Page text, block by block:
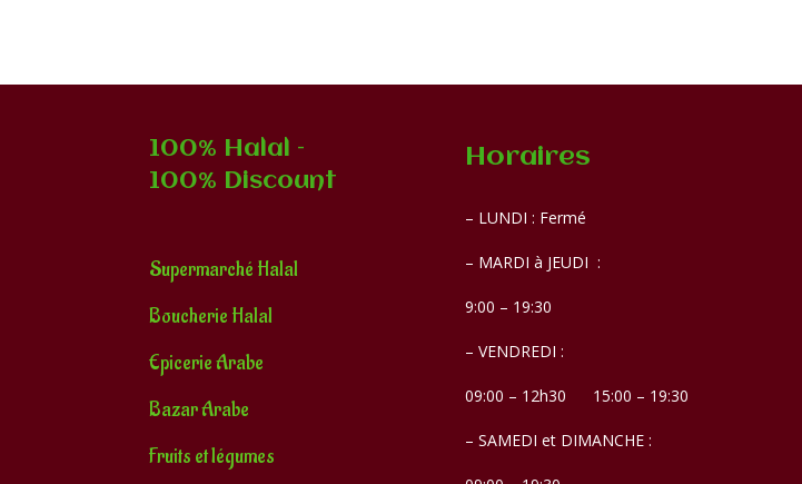
100% Halal –
100% Discount
Supermarché Halal
Boucherie Halal
Epicerie Arabe
Bazar Arabe
Fruits et légumes
Horaires
– LUNDI : Fermé
– MARDI à JEUDI :
9:00 – 19:30
– VENDREDI :
09:00 – 12h30 15:00 – 19:30
– SAMEDI et DIMANCHE :